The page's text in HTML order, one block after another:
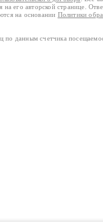
его авторской странице.
на основании Политики
по данным счетчика